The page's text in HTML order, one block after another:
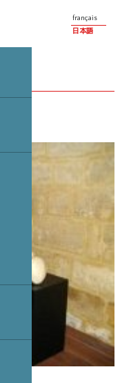
français
日本語